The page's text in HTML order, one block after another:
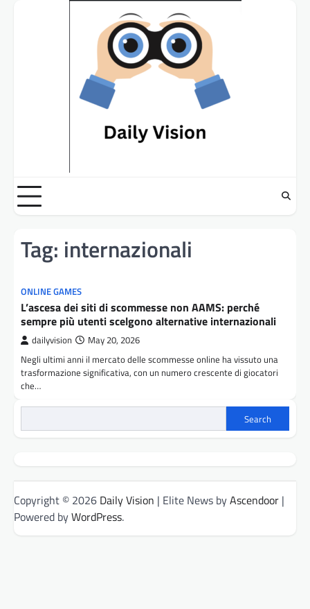
Tag: internazionali
ONLINE GAMES
L’ascesa dei siti di scommesse non AAMS: perché
sempre più utenti scelgono alternative internazionali
dailyvision May 20, 2026
Negli ultimi anni il mercato delle scommesse online ha vissuto una
trasformazione significativa, con un numero crescente di giocatori
che…
Search
Copyright © 2026 Daily Vision | Elite News byAscendoor |
Powered byWordPress.